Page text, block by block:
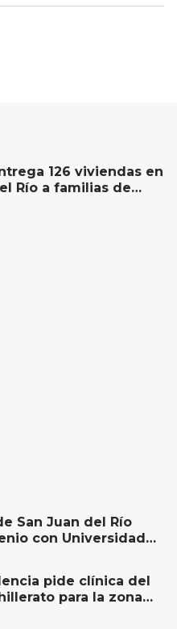
126 viviendas en
Río a familias de
San Juan del Río
con Universidad
para recibir
pide clínica del
para la zona
Juan del Río